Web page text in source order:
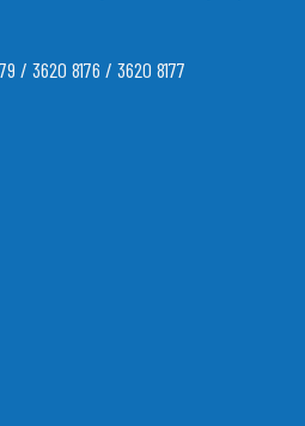
/ 3620 8176 / 3620 8177